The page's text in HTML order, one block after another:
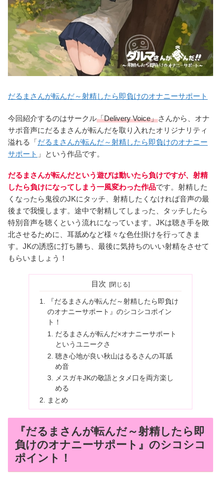
だるまさんが転んだ～射精したら即負けのオナニーサポート
今回紹介するのはサークル「Delivery Voice」さんから、オナ
サポ音声にだるまさんが転んだを取り入れたオリジナリティ
溢れる「だるまさんが転んだ～射精したら即負けのオナニー
サポート 」という作品です。
だるまさんが転んだという遊びは動いたら負けですが、射精
したら負けになってしまう一風変わった作品です。射精した
くなったら鬼役のJKにタッチ、射精したくなければ音声の最
後まで我慢します。途中で射精してしまった、タッチしたら
特別音声を聴くという流れになっています。JKは聴き手を敗
北させるために、耳舐めなど様々な色仕掛けを行ってきま
す。JKの誘惑に打ち勝ち、最後に気持ちのいい射精をさせて
もらいましょう！
目次
『だるまさんが転んだ～射精したら即負け
のオナニーサポート』のシコシコポイン
ト！
だるまさんが転んだ×オナニーサポート
というユニークさ
聴き心地が良い秋山はるるさんの耳舐
め音
メスガキJKの敬語とタメ口を両方楽し
める
まとめ
『だるまさんが転んだ～射精したら即
負けのオナニーサポート』のシコシコ
ポイント！